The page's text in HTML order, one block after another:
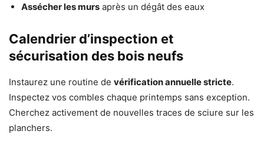
Assécher les murs après un dégât des eaux
Calendrier d’inspection et
sécurisation des bois neufs
Instaurez une routine de vérification annuelle stricte.
Inspectez vos combles chaque printemps sans exception.
Cherchez activement de nouvelles traces de sciure sur les
planchers.